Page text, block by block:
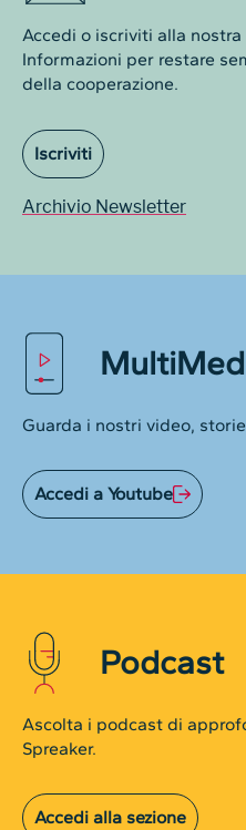
Accedi o iscriviti alla
Informazioni per restare
della cooperazione.
Iscriviti
Archivio Newsletter
Guarda i nostri video,
Accedi a Youtube
Podcast
Ascolta i podcast di
Spreaker.
Accedi alla sezione